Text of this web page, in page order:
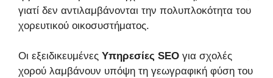
γιατί δεν αντιλαμβάνονται την πολυπλοκότητα του
χορευτικού οικοσυστήματος.
Οι εξειδικευμένες Υπηρεσίες SEO για σχολές
χορού λαμβάνουν υπόψη τη γεωγραφική φύση του